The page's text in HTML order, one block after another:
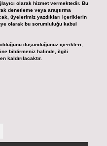
olarak hizmet vermektedir. Bu
denetleme veya araştırma
üyelerimiz yazdıkları içeriklerin
olarak bu sorumluluğu kabul
düşündüğünüz içerikleri,
bildirmeniz halinde, ilgili
kaldırılacaktır.